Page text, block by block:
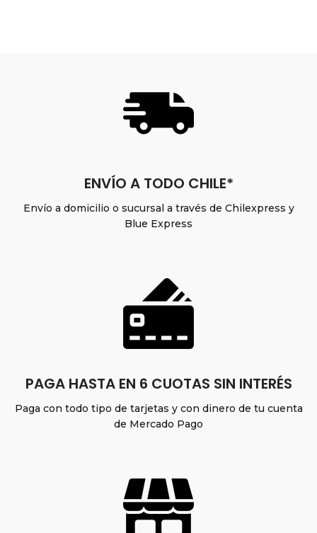
ENVÍO A TODO CHILE*
Envío a domicilio o sucursal a través de Chilexpress y
Blue Express
PAGA HASTA EN 6 CUOTAS SIN INTERÉS
Paga con todo tipo de tarjetas y con dinero de tu cuenta
de Mercado Pago